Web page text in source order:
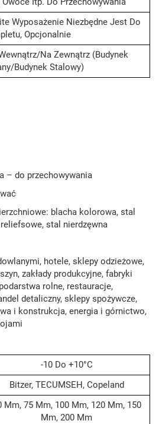
Wyposażenie Niezbędne Jest Do
Opcjonalnie
na Zewnątrz (budynek
budynek Stalowy)
– do przechowywania
blacha kolorowa, stal
stal nierdzęwna
hotele, sklepy odzieżowe,
zakłady produkcyjne, fabryki
rolne, restauracje,
detaliczny, sklepy spożywcze,
i konstrukcja, energia i górnictwo,
-10 Do +10°C
Bitzer, TECUMSEH, Copeland
Mm, 75 Mm, 100 Mm, 120 Mm, 150
Mm, 200 Mm